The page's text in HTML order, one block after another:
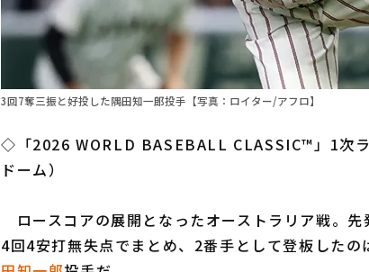
3回7奪三振と好投した隅田知一郎投手【写真：ロイター/アフロ】
◇「2026 WORLD BASEBALL CLASSIC™」1次
ドーム）
ロースコアの展開となったオーストラリア戦。
4回4安打無失点でまとめ、2番手として登板したの